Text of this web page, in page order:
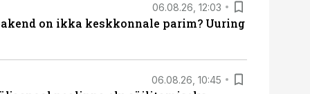
06.08.26, 12:03
on ikka keskkonnale parim? Uuring
06.08.26, 10:45